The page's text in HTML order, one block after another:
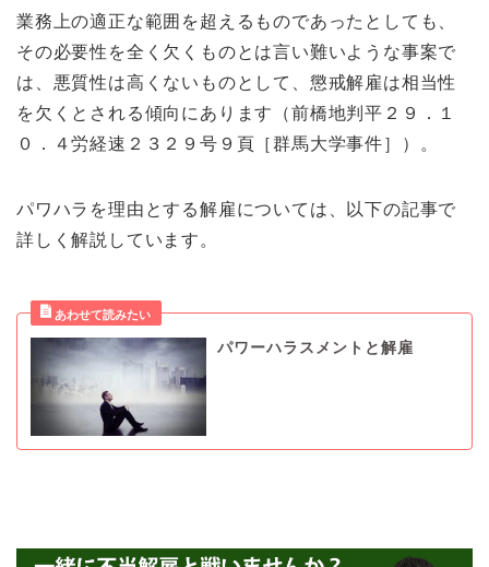
業務上の適正な範囲を超えるものであったとしても、
その必要性を全く欠くものとは言い難いような事案で
は、悪質性は高くないものとして、懲戒解雇は相当性
を欠くとされる傾向にあります（前橋地判平２９．１
０．４労経速２３２９号９頁［群馬大学事件］）。
パワハラを理由とする解雇については、以下の記事で
詳しく解説しています。
パワーハラスメントと解雇